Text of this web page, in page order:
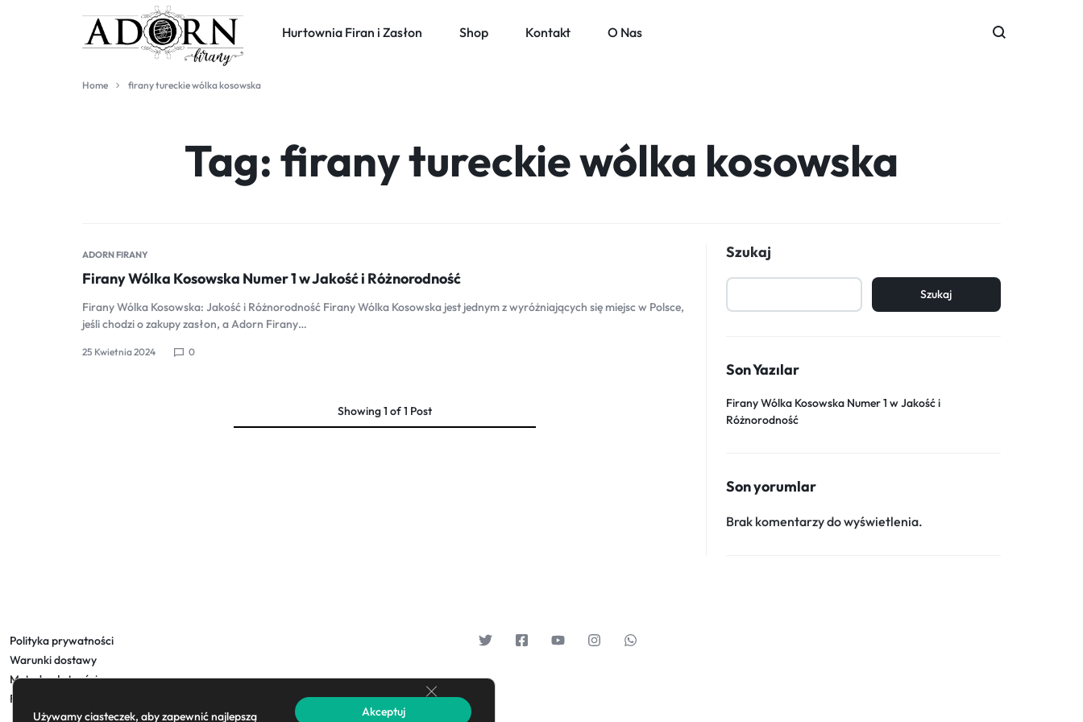
ADORN
HURTOWNIA
Hurtownia Firan i Zasłon Shop Kontakt O Nas
Home firany tureckie wólka kosowska
Tag:firany tureckie wólka kosowska
ADORN FIRANY
Firany Wólka Kosowska Numer 1 w Jakość i Różnorodność
Firany Wólka Kosowska: Jakość i Różnorodność Firany Wólka Kosowska jest jednym z wyróżniających się miejsc w Polsce,
jeśli chodzi o zakupy zasłon, a Adorn Firany…
25 Kwietnia 2024 0
Showing1of1 Post
Szukaj
Szukaj
Son Yazılar
Firany Wólka Kosowska Numer 1 w Jakość i
Różnorodność
Son yorumlar
Brak komentarzy do wyświetlenia.
Polityka prywatności
Warunki dostawy
Metody płatności
Regulamin
Używamy ciasteczek, aby zapewnić najlepszą
Akceptuj
Zamknij panel powiadomień o ciasteczkach RODO